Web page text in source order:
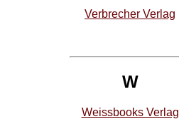
Verbrecher Verlag
W
Weissbooks Verlag